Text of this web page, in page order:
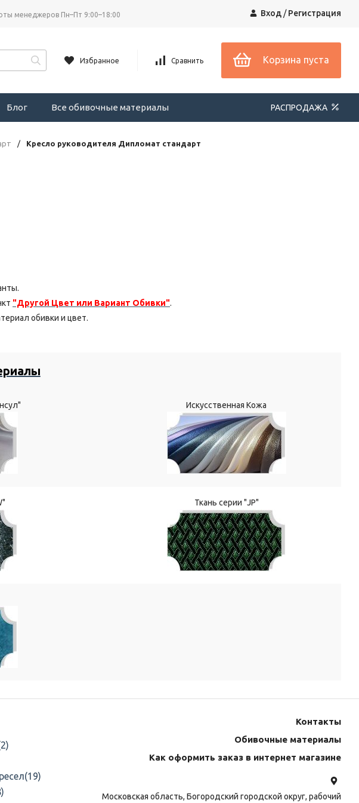
менеджеров Пн–Пт 9:00–18:00 Вход/Регистрация
Избранное Сравнить Корзина пуста
Блог Все обивочные материалы РАСПРОДАЖА
/ Кресло руководителя Дипломат стандарт
"Другой Цвет или Вариант Обивки".
обивки и цвет.
Искусственная Кожа
Ткань серии "JP"
(19)
Контакты
Обивочные материалы
Как оформить заказ в интернет магазине
Московская область, Богородский городской округ, рабочий